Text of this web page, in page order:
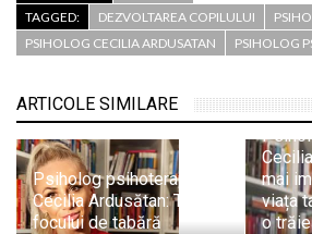
TAGGED:
DEZVOLTAREA COPILULUI
PSIHOLOG CECILIA ARDUSATAN
PSIHOLOG
ARTICOLE SIMILARE
Psiholog psihoterapeut
Cecilia Ardusătan: Teoria
focului de tabără
mai
viața
o